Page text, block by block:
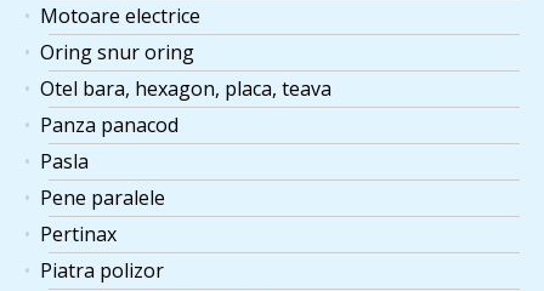
Motoare electrice
Oring snur oring
Otel bara, hexagon, placa, teava
Panza panacod
Pasla
Pene paralele
Pertinax
Piatra polizor